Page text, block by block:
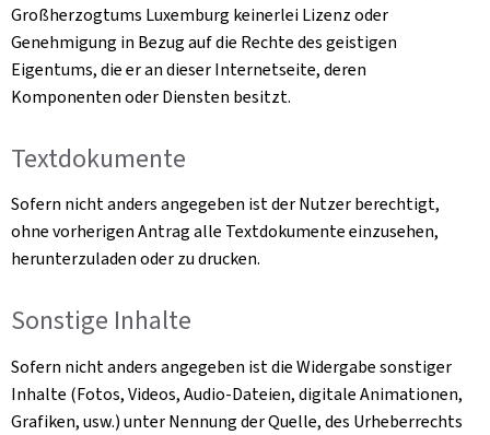
Großherzogtums Luxemburg keinerlei Lizenz oder
Genehmigung in Bezug auf die Rechte des geistigen
Eigentums, die er an dieser Internetseite, deren
Komponenten oder Diensten besitzt.
Textdokumente
Sofern nicht anders angegeben ist der Nutzer berechtigt,
ohne vorherigen Antrag alle Textdokumente einzusehen,
herunterzuladen oder zu drucken.
Sonstige Inhalte
Sofern nicht anders angegeben ist die Widergabe sonstiger
Inhalte (Fotos, Videos, Audio-Dateien, digitale Animationen,
Grafiken, usw.) unter Nennung der Quelle, des Urheberrechts